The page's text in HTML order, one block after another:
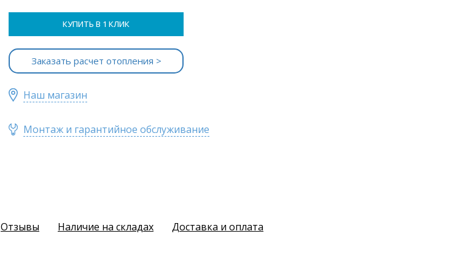
КУПИТЬ В 1 КЛИК
Заказать расчет отопления >
Наш магазин
Монтаж и гарантийное обслуживание
Отзывы Наличие на складах Доставка и оплата